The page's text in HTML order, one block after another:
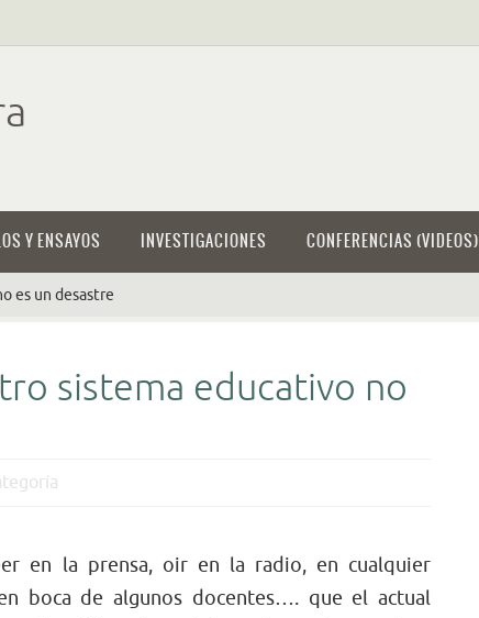
Y ENSAYOS INVESTIGACIONES CONFERENCIAS (VIDEOS)
es un desastre
sistema educativo no
en la prensa, oir en la radio, en cualquier
boca de algunos docentes…. que el actual